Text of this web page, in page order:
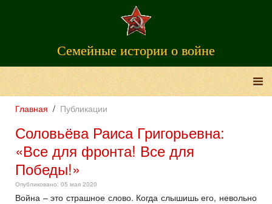
Семейные истории о войне
Главная Публикации
Соловьёва Раиса Григорьевна:
«Все для фронта! Все для
Победы!»
Опубликовано: 05 мая 2020
Война – это страшное слово. Когда слышишь его, невольно